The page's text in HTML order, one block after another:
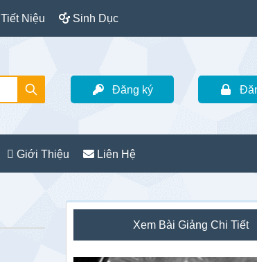
Tiết Niệu Sinh Dục
Đăng ký
Giới Thiệu Liên Hệ
Sidebar
chính
Xem Bài Giảng Chi Tiết